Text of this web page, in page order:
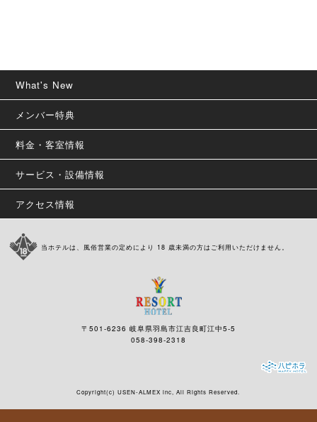
What's New
メンバー特典
料金・客室情報
サービス・設備情報
アクセス情報
当ホテルは、風俗営業の定めにより 18 歳未満の方はご利用いただけません。
〒501-6236 岐阜県羽島市江吉良町江中5-5
058-398-2318
Copyright(c)USEN-ALMEX inc, All Rights Reserved.